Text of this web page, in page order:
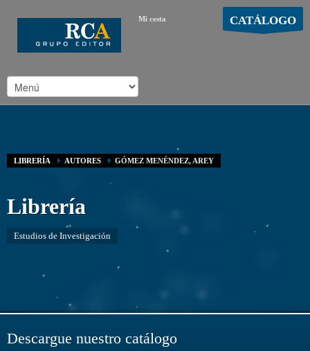
Mi cesta CATÁLOGO
LIBRERÍA AUTORES GÓMEZ MENÉNDEZ, AREY
Librería
Estudios de Investigación
Descargue nuestro catálogo